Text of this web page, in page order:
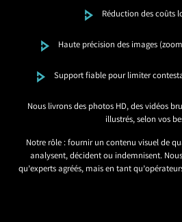
Réduction des coûts
Haute précision des images
Support fiable pour limiter
Nous livrons des photos HD, des vidéos
illustrés, selon vos
Notre rôle : fournir un contenu visuel de
analysent, décident ou indemnisent.
qu’experts agréés, mais en tant